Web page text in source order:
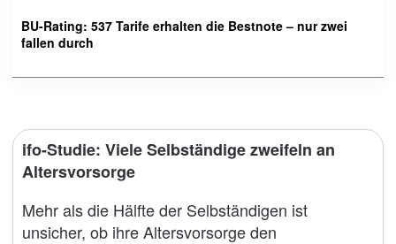
BU-Rating: 537 Tarife erhalten die Bestnote – nur zwei
fallen durch
ifo-Studie: Viele Selbständige zweifeln an
Altersvorsorge
Mehr als die Hälfte der Selbständigen ist
unsicher, ob ihre Altersvorsorge den